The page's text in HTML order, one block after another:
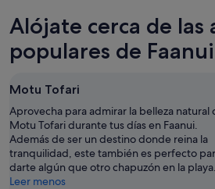
noche,
ago
10
ago
para
mañana
por
noche,
10
ago
-
11
ago
en
Faanui
para
próximo
fin
de
semana,
14
ago
Alójate cerca de las
populares de Faanui
Motu Tofari
Aprovecha para admirar la belleza natural
Motu Tofari durante tus días en Faanui.
Además de ser un destino donde reina la
tranquilidad, este también es perfecto
darte algún que otro chapuzón en la playa.
Leer menos